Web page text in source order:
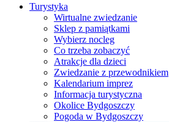
Turystyka
Wirtualne zwiedzanie
Sklep z pamiątkami
Wybierz nocleg
Co trzeba zobaczyć
Atrakcje dla dzieci
Zwiedzanie z przewodnikiem
Kalendarium imprez
Informacja turystyczna
Okolice Bydgoszczy
Pogoda w Bydgoszczy